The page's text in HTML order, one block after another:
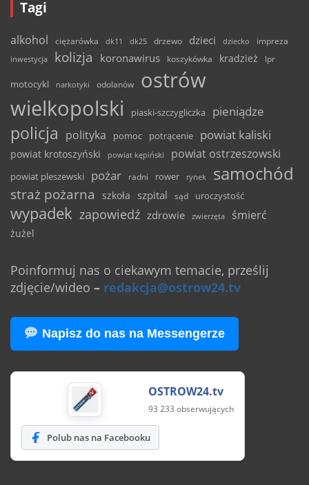
Tagi
alkohol ciężarówka dk11 dk25 drzewo dzieci dziecko
impreza
inwestycja
kolizja koronawirus koszykówka kradzież lpr
motocykl narkotyki odolanów
ostrów
wielkopolski
piaski-szczygliczka pieniądze
policja polityka pomoc potrącenie powiat kaliski
powiat krotoszyński powiat kępiński powiat ostrzeszowski
powiat pleszewski pożar radni rower rynek samochód
straż pożarna szkoła szpital sąd uroczystość
wypadek zapowiedź zdrowie zwierzęta śmierć
żużel
Poinformuj nas o ciekawym temacie, prześlij
zdjęcie/wideo – redakcja@ostrow24.tv
Napisz do nas na Messengerze
OSTROW24.tv
93 233 obserwujących
Polub nas na Facebooku